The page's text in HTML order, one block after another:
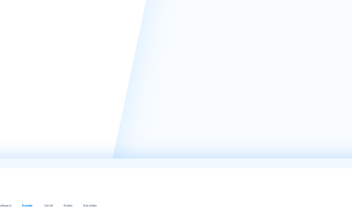
Rooster Verlof Ruilen Berichten